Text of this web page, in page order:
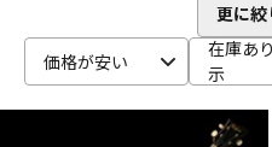
ベース
更に絞
価格が安い
在庫あ
示